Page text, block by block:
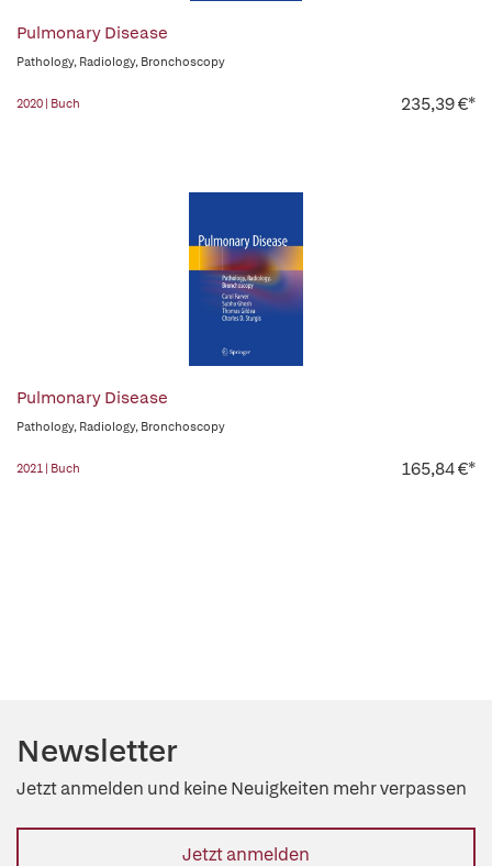
Pulmonary Disease
Pathology, Radiology, Bronchoscopy
2020 | Buch 235,39 €*
Pulmonary Disease
Pathology, Radiology, Bronchoscopy
2021 | Buch 165,84 €*
Newsletter
Jetzt anmelden und keine Neuigkeiten mehr verpassen
Jetzt anmelden